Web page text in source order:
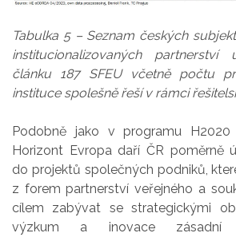
Tabulka 5 – Seznam českých
institucionalizovaných partnerství
článku 187 SFEU včetně počtu
instituce spolešně řeší v rámci
Podobně jako v programu
Horizont Evropa daří ČR poměrně
do projektů společných podniků,
z forem partnerství veřejného a
cílem zabývat se strategickými
výzkum a inovace zásadní